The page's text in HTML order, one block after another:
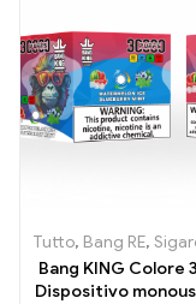
Tutto, Bang RE, Sigarette
Bang KING Colore
Dispositivo